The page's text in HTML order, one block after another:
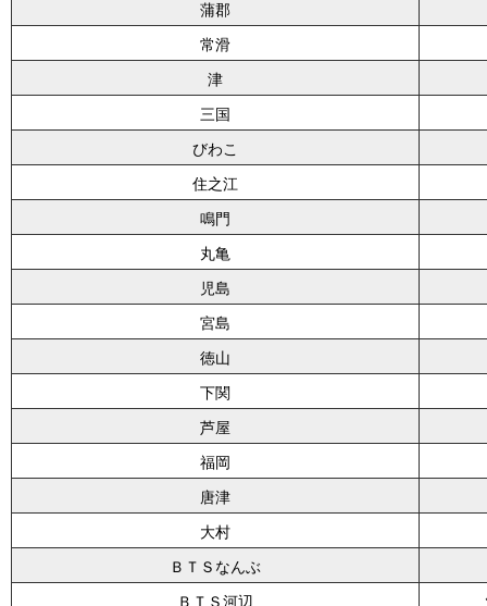
蒲郡
常滑
津
三国
びわこ
住之江
鳴門
丸亀
児島
宮島
徳山
下関
芦屋
福岡
唐津
大村
ＢＴＳなんぶ
ＢＴＳ河辺